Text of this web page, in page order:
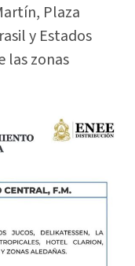
Plaza
y Estados
las zonas